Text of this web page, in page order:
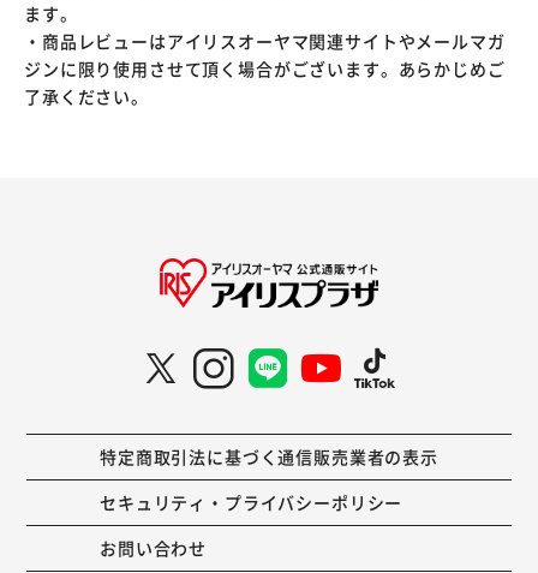
ます。
・商品レビューはアイリスオーヤマ関連サイトやメールマガ
ジンに限り使用させて頂く場合がございます。あらかじめご
了承ください。
特定商取引法に基づく通信販売業者の表示
セキュリティ・プライバシーポリシー
お問い合わせ